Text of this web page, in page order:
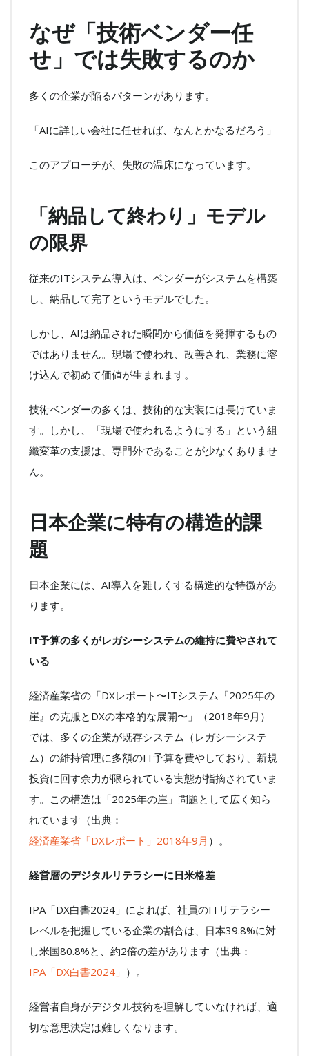
なぜ「技術ベンダー任
せ」では失敗するのか
多くの企業が陥るパターンがあります。
「AIに詳しい会社に任せれば、なんとかなるだろう」
このアプローチが、失敗の温床になっています。
「納品して終わり」モデル
の限界
従来のITシステム導入は、ベンダーがシステムを構築
し、納品して完了というモデルでした。
しかし、AIは納品された瞬間から価値を発揮するもの
ではありません。現場で使われ、改善され、業務に溶
け込んで初めて価値が生まれます。
技術ベンダーの多くは、技術的な実装には長けていま
す。しかし、「現場で使われるようにする」という組
織変革の支援は、専門外であることが少なくありませ
ん。
日本企業に特有の構造的課
題
日本企業には、AI導入を難しくする構造的な特徴があ
ります。
IT予算の多くがレガシーシステムの維持に費やされて
いる
経済産業省の「DXレポート〜ITシステム『2025年の
崖』の克服とDXの本格的な展開〜」（2018年9月）
では、多くの企業が既存システム（レガシーシステ
ム）の維持管理に多額のIT予算を費やしており、新規
投資に回す余力が限られている実態が指摘されていま
す。この構造は「2025年の崖」問題として広く知ら
れています（出典：
経済産業省「DXレポート」2018年9月 ）。
経営層のデジタルリテラシーに日米格差
IPA「DX白書2024」によれば、社員のITリテラシー
レベルを把握している企業の割合は、日本39.8%に対
し米国80.8%と、約2倍の差があります（出典：
IPA「DX白書2024」 ）。
経営者自身がデジタル技術を理解していなければ、適
切な意思決定は難しくなります。